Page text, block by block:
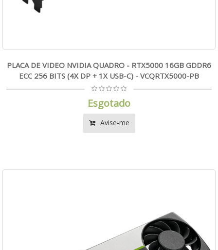
PLACA DE VIDEO NVIDIA QUADRO - RTX5000 16GB GDDR6
ECC 256 BITS (4X DP + 1X USB-C) - VCQRTX5000-PB
Esgotado
Avise-me